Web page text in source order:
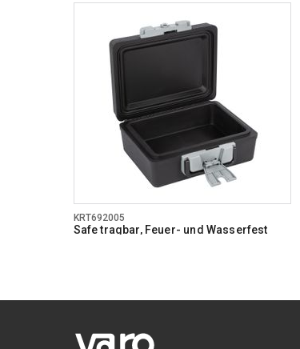
KRT692005
Safe tragbar, Feuer- und Wasserfest